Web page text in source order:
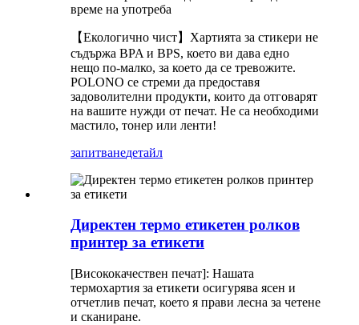
време на употреба
【Екологично чист】Хартията за стикери не
съдържа BPA и BPS, което ви дава едно
нещо по-малко, за което да се тревожите.
POLONO се стреми да предоставя
задоволителни продукти, които да отговарят
на вашите нужди от печат. Не са необходими
мастило, тонер или ленти!
запитванедетайл
Директен термо етикетен ролков
принтер за етикети
[Висококачествен печат]: Нашата
термохартия за етикети осигурява ясен и
отчетлив печат, което я прави лесна за четене
и сканиране.